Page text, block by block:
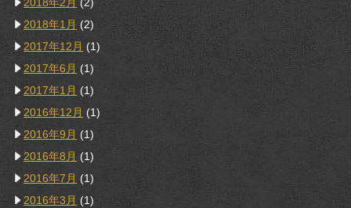
2018年2月 (2)
2018年1月 (2)
2017年12月 (1)
2017年6月 (1)
2017年1月 (1)
2016年12月 (1)
2016年9月 (1)
2016年8月 (1)
2016年7月 (1)
2016年3月 (1)